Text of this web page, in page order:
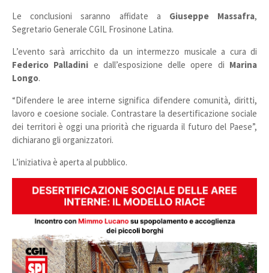
Le conclusioni saranno affidate a Giuseppe Massafra,
Segretario Generale CGIL Frosinone Latina.
L’evento sarà arricchito da un intermezzo musicale a cura di
Federico Palladini e dall’esposizione delle opere di Marina
Longo.
“Difendere le aree interne significa difendere comunità, diritti,
lavoro e coesione sociale. Contrastare la desertificazione sociale
dei territori è oggi una priorità che riguarda il futuro del Paese”,
dichiarano gli organizzatori.
L’iniziativa è aperta al pubblico.